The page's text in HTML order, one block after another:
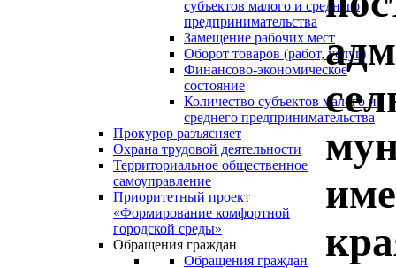
субъектов малого и среднего
предпринимательства
Замещение рабочих мест
Оборот товаров (работ, услуг)
Финансово-экономическое
состояние
Количество субъектов малого и
среднего предпринимательства
Прокурор разъясняет
Охрана трудовой деятельности
Территориальное общественное
самоуправление
Приоритетный проект
«Формирование комфортной
городской среды»
Обращения граждан
Обращения граждан